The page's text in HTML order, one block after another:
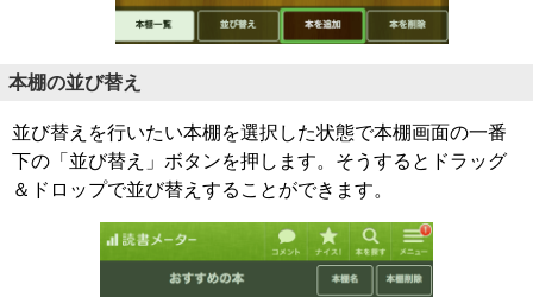
本棚の並び替え
並び替えを行いたい本棚を選択した状態で本棚画面の一番
下の「並び替え」ボタンを押します。そうするとドラッグ
＆ドロップで並び替えすることができます。